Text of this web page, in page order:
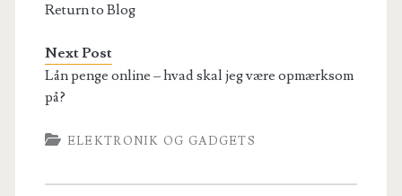
Return to Blog
Next Post
Lån penge online – hvad skal jeg være opmærksom
på?
ELEKTRONIK OG GADGETS